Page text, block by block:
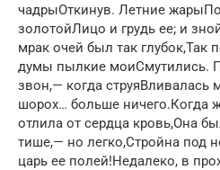
чадрыОткинув. Летние
золотойЛицо и грудь ее; и
мрак очей был так глубок,Так
думы пылкие моиСмутились.
звон,— когда струяВливалась
шорох… больше ничего.Когда
отлила от сердца кровь,Она
тише,— но легко,Стройна под
царь ее полей!Недалеко, в